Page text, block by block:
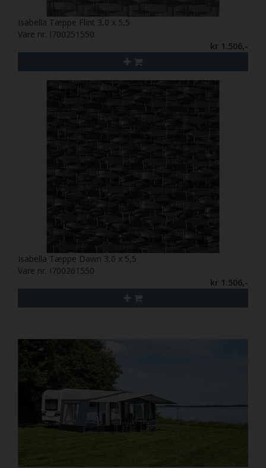
Isabella Tæppe Flint 3,0 x 5,5
Vare nr. I700251550
kr 1.506,-
Isabella Tæppe Dawn 3,0 x 5,5
Vare nr. I700261550
kr 1.506,-